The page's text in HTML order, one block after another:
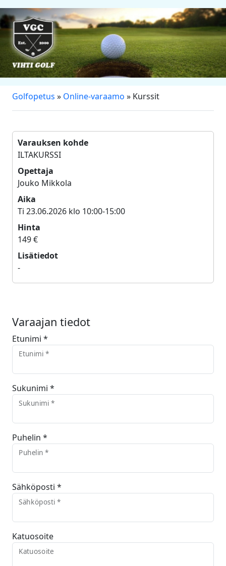
Golfopetus » Online-varaamo » Kurssit
Varauksen kohde
ILTAKURSSI
Opettaja
Jouko Mikkola
Aika
Ti 23.06.2026 klo 10:00-15:00
Hinta
149 €
Lisätiedot
-
Varaajan tiedot
Etunimi *
Etunimi *
Sukunimi *
Sukunimi *
Puhelin *
Puhelin *
Sähköposti *
Sähköposti *
Katuosoite
Katuosoite